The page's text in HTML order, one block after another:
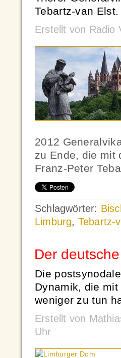
Tebartz-van Elst.
Erstellt von Radio
2012
zu Ende, die mit
Franz-Peter
Schlagwörter:
Limburg, Tebartz-
Der
Die
Dynamik, die
weniger zu tun
Erstellt von
Uhr